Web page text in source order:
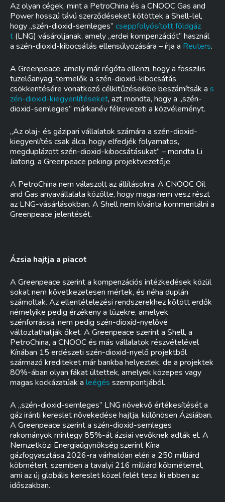
Az olyan cégek, mint a PetroChina és a CNOOC Gas and
Power hosszú távú szerződéseket kötöttek a Shell-lel,
hogy „szén-dioxid-semleges” cseppfolyósított földgáz
t (LNG) vásároljanak, amely „erdei kompenzációt” használ
a szén-dioxid-kibocsátás ellensúlyozására – írja a Reuters.
A Greenpeace, amely már régóta ellenzi, hogy a fosszilis
tüzelőanyag-termelők a szén-dioxid-kibocsátás
csökkentésére vonatkozó célkitűzéseikbe beszámítsák a s
zén-dioxid-kiegyenlítéseket, azt mondta, hogy a „szén-
dioxid-semleges” márkanév félrevezeti a közvéleményt.
„Az olaj- és gázipari vállalatok számára a szén-dioxid-
kiegyenlítés csak álca, hogy elfedjék folyamatos,
megduplázott szén-dioxid-kibocsátásukat” – mondta Li
Jiatong, a Greenpeace pekingi projektvezetője.
A PetroChina nem válaszolt az állításokra. A CNOOC Oil
and Gas anyavállalata közölte, hogy maga nem vesz részt
az LNG-vásárlásokban. A Shell nem kívánta kommentálni a
Greenpeace jelentését.
Ázsia hajtja a piacot
A Greenpeace szerint a kompenzációs intézkedések közül
sokat nem következetesen mértek, és néha duplán
számoltak. Az ellentételezési rendszerekhez kötött erdők
némelyike pedig érzékeny a tüzekre, amelyek
szénforrássá, nem pedig szén-dioxid-nyelővé
változtathatják őket. A Greenpeace szerint a Shell, a
PetroChina, a CNOOC és más vállalatok részvételével
Kínában 15 erdészeti szén-dioxid-nyelő projektből
származó krediteket már bankba helyeztek, de a projektek
80%-ában olyan fákat ültettek, amelyek közepes vagy
magas kockázatúak a leégés szempontjából.
A „szén-dioxid-semleges” LNG növekvő értékesítését a
gáz iránti kereslet növekedése hajtja, különösen Ázsiában.
A Greenpeace szerint a szén-dioxid-semleges
rakományok mintegy 85%-át ázsiai vevőknek adták el. A
Nemzetközi Energiaügynökség szerint Kína
gázfogyasztása 2026-ra várhatóan eléri a 250 milliárd
köbmétert, szemben a tavalyi 216 milliárd köbméterrel,
ami az új globális kereslet közel felét teszi ki ebben az
időszakban.